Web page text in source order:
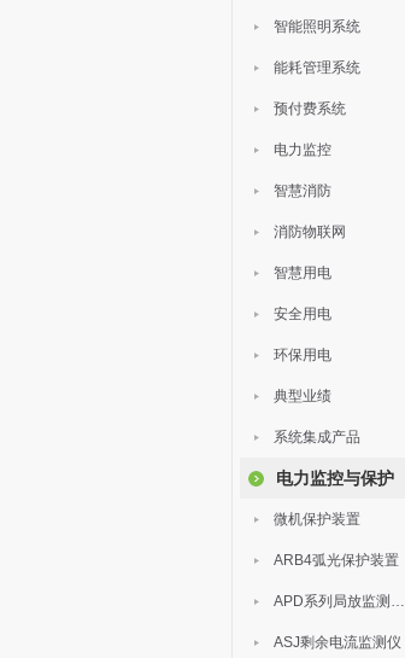
智能照明系统
能耗管理系统
预付费系统
电力监控
智慧消防
消防物联网
智慧用电
安全用电
环保用电
典型业绩
系统集成产品
电力监控与保护
微机保护装置
ARB4弧光保护装置
APD系列局放监测装置
ASJ剩余电流监测仪